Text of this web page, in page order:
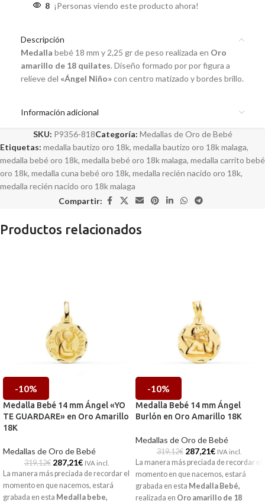
8 ¡Personas viendo este producto ahora!
Descripción
Medalla bebé 18 mm y 2,25 gr de peso realizada en Oro
amarillo de 18 quilates. Diseño formado por por figura a
relieve del «Ángel Niño»con centro matizado y bordes brillo.
Información adicional
SKU: P9356-818Categoría: Medallas de Oro de Bebé
Etiquetas: medalla bautizo oro 18k, medalla bautizo oro 18k malaga,
medalla bebé oro 18k, medalla bebé oro 18k malaga, medalla carrito bebé
oro 18k, medalla cuna bebé oro 18k, medalla recién nacido oro 18k,
medalla recién nacido oro 18k malaga
Compartir:
Productos relacionados
-10%
Medalla Bebé 14 mm Ángel «YO
TE GUARDARE» en Oro Amarillo
18K
Medallas de Oro de Bebé
319,12€ 287,21€ IVA incl.
La manera más preciada de recordar el
momento en que nacemos, estará
grabada en esta Medalla bebe,
-10%
Medalla Bebé 14 mm Ángel
Burlón en Oro Amarillo 18K
Medallas de Oro de Bebé
319,12€ 287,21€ IVA incl.
La manera más preciada de recordar el
momento en que nacemos, estará
grabada en esta Medalla Bebé,
realizada en Oro amarillo de 18